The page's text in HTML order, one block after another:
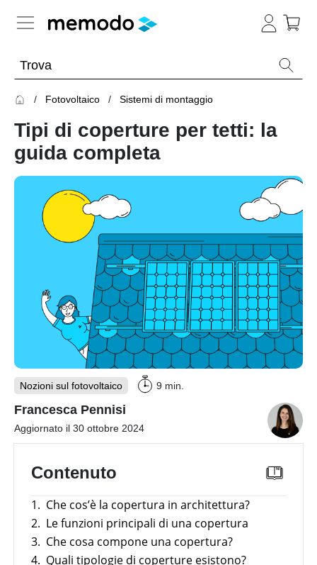
Panoramica
Webinar
fotovoltaico
Memodo
Webinar
produttori
Webinar
Panoramica
Fotovoltaico
Argomento
Impianti
Ottimizzatori
di
accumulo
fotovoltaici
Sistemi
di
Strumenti
Panoramica
Batterie
compatibili
Altro
Incentivi
E-mobility
Fotovoltaico Sistemi di montaggio
Tipi di coperture per tetti: la
guida completa
Nozioni sul fotovoltaico
Aggiornato il 30 ottobre 2024
9 min.
Francesca Pennisi
Contenuto
1. Che cos’è la copertura in architettura?
2. Le funzioni principali di una copertura
3. Che cosa compone una copertura?
4. Quali tipologie di coperture esistono?